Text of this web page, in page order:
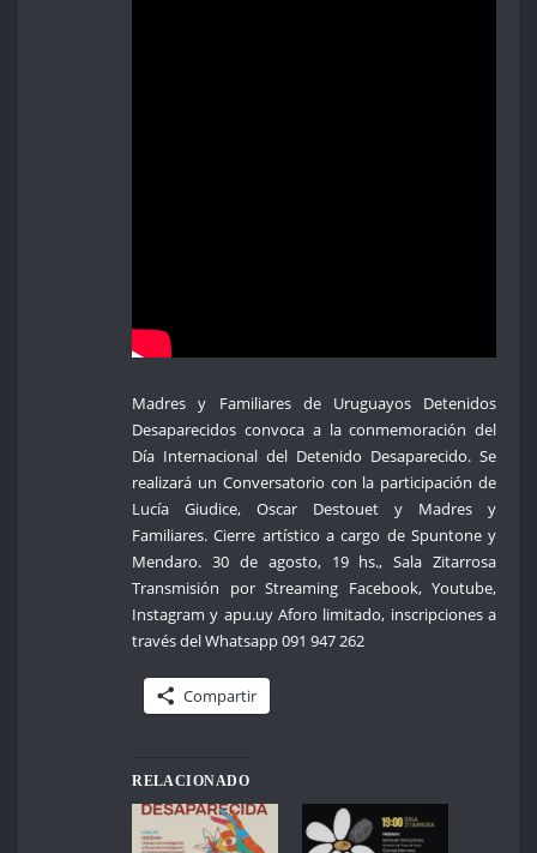
Madres y Familiares de Uruguayos Detenidos
Desaparecidos convoca a la conmemoración del
Día Internacional del Detenido Desaparecido. Se
realizará un Conversatorio con la participación de
Lucía Giudice, Oscar Destouet y Madres y
Familiares. Cierre artístico a cargo de Spuntone y
Mendaro. 30 de agosto, 19 hs., Sala Zitarrosa
Transmisión por Streaming Facebook, Youtube,
Instagram y apu.uy Aforo limitado, inscripciones a
través del Whatsapp 091 947 262
Compartir
RELACIONADO